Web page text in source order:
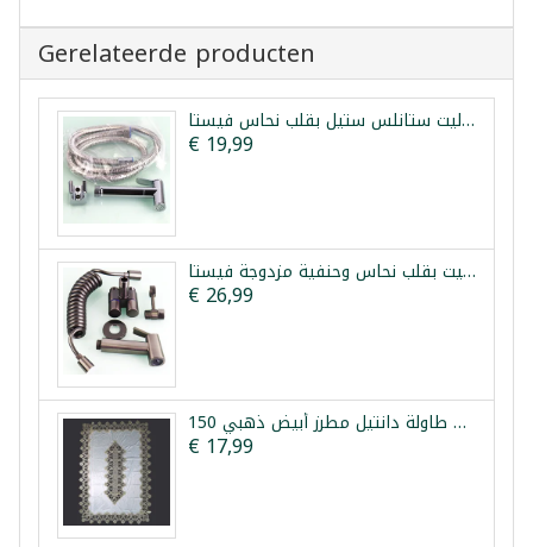
Gerelateerde producten
شطاف تواليت ستانلس ستيل بقلب نحاس فيستا
€ 19,99
طقم شطاف تواليت بقلب نحاس وحنفية مزدوجة فيستا
€ 26,99
مفرش طاولة دانتيل مطرز أبيض ذهبي 150x210 سم
€ 17,99